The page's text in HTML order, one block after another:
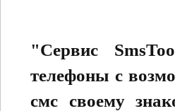
"Сервис
телефоны с
смс своему